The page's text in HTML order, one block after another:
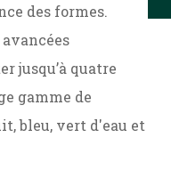
des formes.
jusqu’à quatre
gamme de
bleu, vert d'eau et